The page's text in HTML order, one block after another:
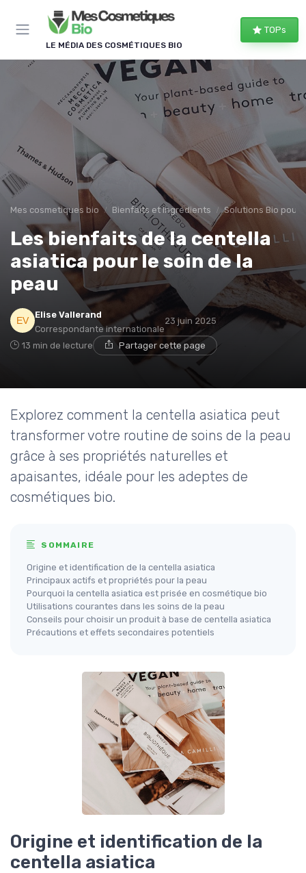
LE MÉDIA DES COSMÉTIQUES BIO
TOPs
Mes cosmetiques bio Bienfaits et Ingrédients Solutions Bio pour
Les bienfaits de la centella
asiatica pour le soin de la
peau
Elise Vallerand
Correspondante internationale
23 juin 2025
13 min de lecture Partager cette page
Explorez comment la centella asiatica peut
transformer votre routine de soins de la peau
grâce à ses propriétés naturelles et
apaisantes, idéale pour les adeptes de
cosmétiques bio.
SOMMAIRE
Origine et identification de la centella asiatica
Principaux actifs et propriétés pour la peau
Pourquoi la centella asiatica est prisée en cosmétique bio
Utilisations courantes dans les soins de la peau
Conseils pour choisir un produit à base de centella asiatica
Précautions et effets secondaires potentiels
Origine et identification de la
centella asiatica
Panneau de gestion des cookies